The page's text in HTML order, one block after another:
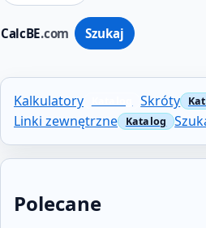
CalcBE.com Szukaj
Kalkulatory
Skróty
Linki zewnętrzne
Polecane